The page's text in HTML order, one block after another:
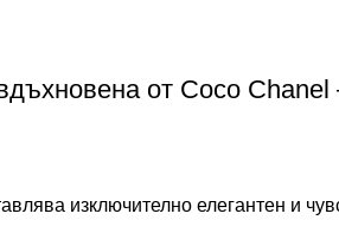
от Coco Chanel
изключително елегантен и